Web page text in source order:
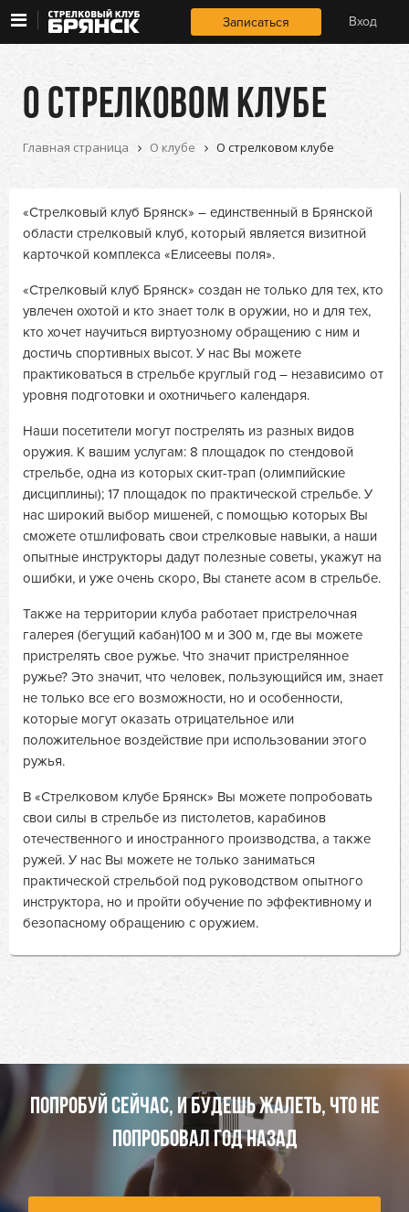
Занятия и курсы
О клубе
Записаться Вход
Занятия
и курсы
и цены
клубе
О СТРЕЛКОВОМ КЛУБЕ
Главная страница О клубе О стрелковом клубе
«Стрелковый клуб Брянск» – единственный в Брянской
области стрелковый клуб, который является визитной
карточкой комплекса «Елисеевы поля».
«Стрелковый клуб Брянск» создан не только для тех, кто
увлечен охотой и кто знает толк в оружии, но и для тех,
кто хочет научиться виртуозному обращению с ним и
достичь спортивных высот. У нас Вы можете
практиковаться в стрельбе круглый год – независимо от
уровня подготовки и охотничьего календаря.
Наши посетители могут пострелять из разных видов
оружия. К вашим услугам: 8 площадок по стендовой
стрельбе, одна из которых скит-трап (олимпийские
дисциплины); 17 площадок по практической стрельбе. У
нас широкий выбор мишеней, с помощью которых Вы
сможете отшлифовать свои стрелковые навыки, а наши
опытные инструкторы дадут полезные советы, укажут на
ошибки, и уже очень скоро, Вы станете асом в стрельбе.
Также на территории клуба работает пристрелочная
галерея (бегущий кабан)100 м и 300 м, где вы можете
пристрелять свое ружье. Что значит пристрелянное
ружье? Это значит, что человек, пользующийся им, знает
не только все его возможности, но и особенности,
которые могут оказать отрицательное или
положительное воздействие при использовании этого
ружья.
В «Стрелковом клубе Брянск» Вы можете попробовать
свои силы в стрельбе из пистолетов, карабинов
отечественного и иностранного производства, а также
ружей. У нас Вы можете не только заниматься
практической стрельбой под руководством опытного
инструктора, но и пройти обучение по эффективному и
безопасному обращению с оружием.
ПОПРОБУЙ СЕЙЧАС, И БУДЕШЬ ЖАЛЕТЬ, ЧТО НЕ
ПОПРОБОВАЛ ГОД НАЗАД